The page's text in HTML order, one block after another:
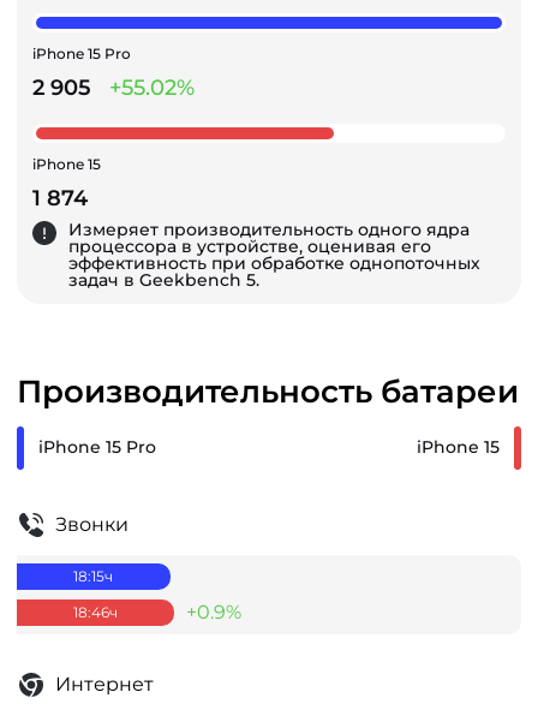
iPhone 15 Pro
2 905 +55.02%
iPhone 15
1 874
Измеряет производительность одного ядра
процессора в устройстве, оценивая его
эффективность при обработке однопоточных
задач в Geekbench 5.
Производительность батареи
iPhone 15 Pro iPhone 15
Звонки
18:15ч
18:46ч +0.9%
Интернет